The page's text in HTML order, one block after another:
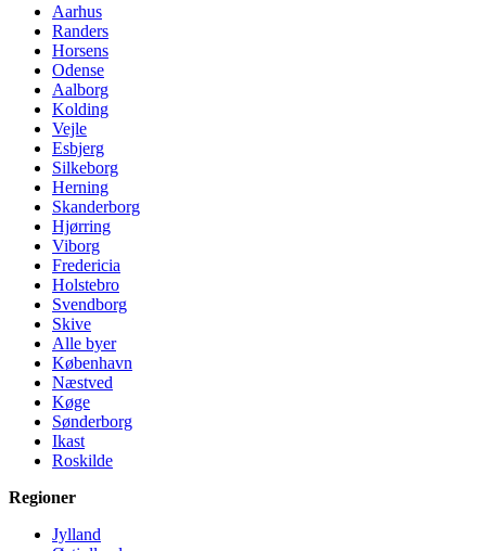
Aarhus
Randers
Horsens
Odense
Aalborg
Kolding
Vejle
Esbjerg
Silkeborg
Herning
Skanderborg
Hjørring
Viborg
Fredericia
Holstebro
Svendborg
Skive
Alle byer
København
Næstved
Køge
Sønderborg
Ikast
Roskilde
Regioner
Jylland